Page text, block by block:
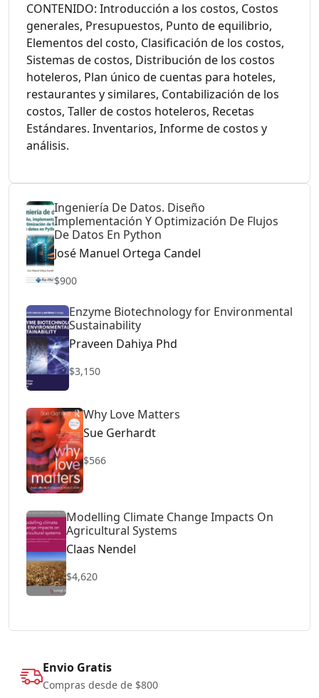
CONTENIDO: Introducción a los costos, Costos
generales, Presupuestos, Punto de equilibrio,
Elementos del costo, Clasificación de los costos,
Sistemas de costos, Distribución de los costos
hoteleros, Plan único de cuentas para hoteles,
restaurantes y similares, Contabilización de los
costos, Taller de costos hoteleros, Recetas
Estándares. Inventarios, Informe de costos y
análisis.
Ingeniería De Datos. Diseño
Implementación Y Optimización De Flujos
De Datos En Python
José Manuel Ortega Candel
$900
Enzyme Biotechnology for Environmental
Sustainability
Praveen Dahiya Phd
$3,150
Why Love Matters
Sue Gerhardt
$566
Modelling Climate Change Impacts On
Agricultural Systems
Claas Nendel
$4,620
Envio Gratis
Compras desde de $800